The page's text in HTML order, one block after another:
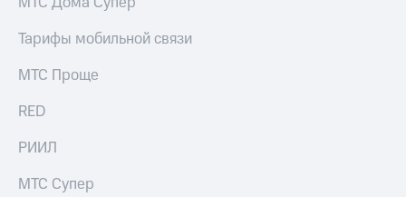
именных
Другое
Регистратор
этика
Тарифы мобильной связи
МТС Проще
RED
РИИЛ
МТС Супер